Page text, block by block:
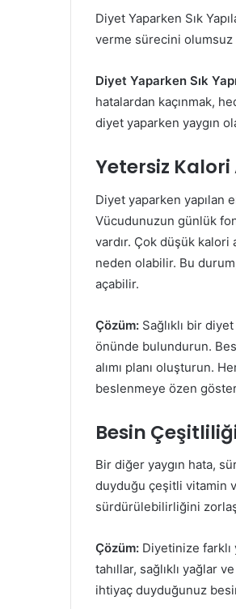
Diyet Yaparken Sık
verme sürecini
Diyet Yaparken Sık
hatalardan kaçınmak,
diyet yaparken yaygın
Yetersiz Kalori
Diyet yaparken yapılan
Vücudunuzun günlük
vardır. Çok düşük
neden olabilir. Bu
açabilir.
Çözüm: Sağlıklı bir
önünde bulundurun.
alımı planı oluşturun.
beslenmeye özen
Besin
Bir diğer yaygın hata,
duyduğu çeşitli vitamin
sürdürülebilirliğini
Çözüm: Diyetinize
tahıllar, sağlıklı yağlar
ihtiyaç duyduğunuz